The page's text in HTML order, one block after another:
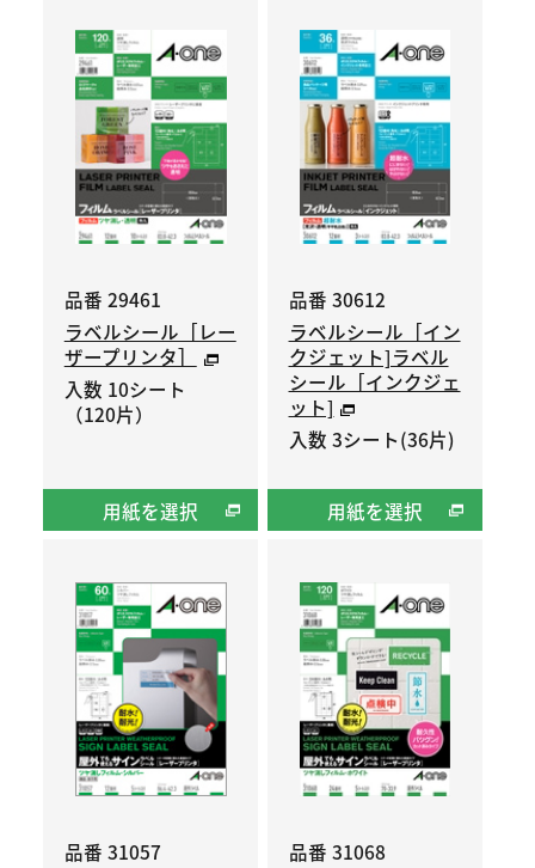
品番 29461
ラベルシール［レー
ザープリンタ］
入数 10シート
（120片）
用紙を選択
品番 30612
ラベルシール［イン
クジェット]ラベル
シール［インクジェ
ット]
入数 3シート(36片)
用紙を選択
品番 31057
品番 31068